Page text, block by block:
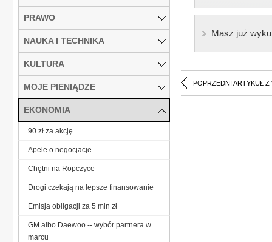
Masz już
POPRZEDNI ARTYKUŁ Z
PRAWO
NAUKA I TECHNIKA
KULTURA
MOJE PIENIĄDZE
EKONOMIA
90 zł za akcję
Apele o negocjacje
Chętni na Ropczyce
Drogi czekają na lepsze finansowanie
Emisja obligacji za 5 mln zł
GM albo Daewoo -- wybór partnera w
marcu